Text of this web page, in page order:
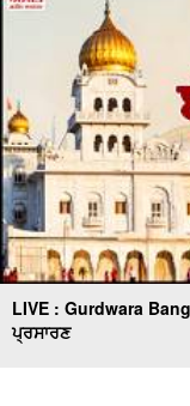
LIVE : Gurdwara
ਪ੍ਰਸਾਰਣ